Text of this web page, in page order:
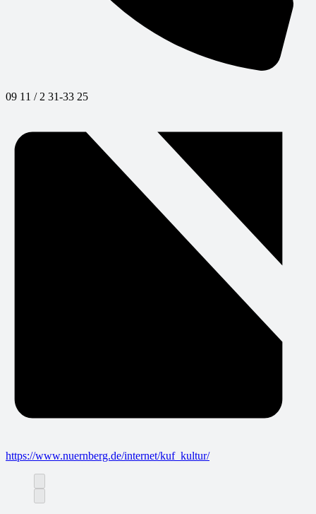
09 11 / 2 31-33 25
https://www.nuernberg.de/internet/kuf_kultur/